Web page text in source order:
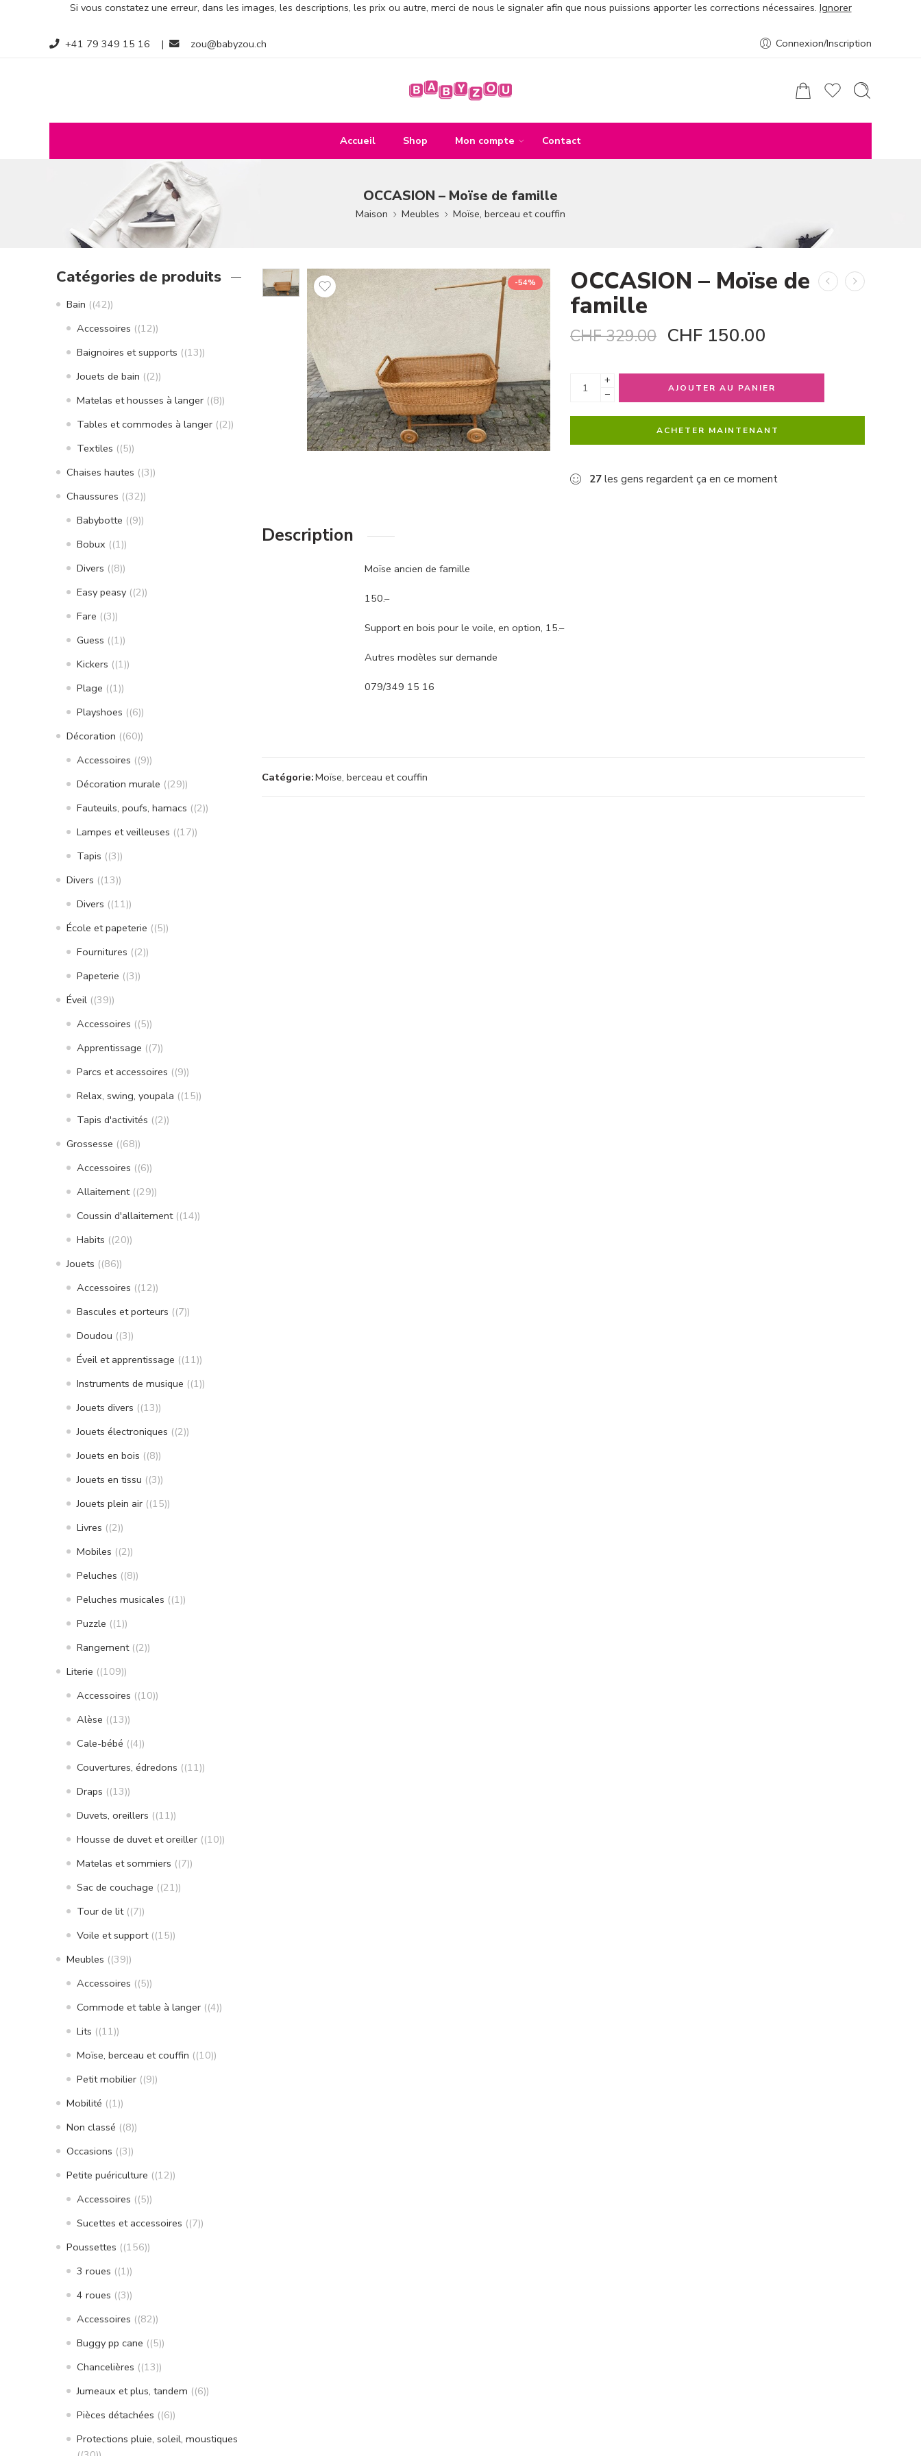
Si vous constatez une erreur, dans les images, les descriptions, les prix ou autre, merci de nous le signaler afin que nous puissions apporter les corrections nécessaires. Ignorer
+41 79 349 15 16 | zou@babyzou.ch Connexion/Inscription
Accueil Shop Mon compte Contact
OCCASION – Moïse de famille
Maison Meubles Moïse, berceau et couffin
-54% OCCASION – Moïse de
famille
CHF329.00 CHF 150.00
+
−
AJOUTER AU PANIER
ACHETER MAINTENANT
27 les gens regardent ça en ce moment
Description
Moïse ancien de famille
150.–
Support en bois pour le voile, en option, 15.–
Autres modèles sur demande
079/349 15 16
Catégorie:Moïse, berceau et couffin
Catégories de produits
Bain (42)
Accessoires (12)
Baignoires et supports (13)
Jouets de bain (2)
Matelas et housses à langer (8)
Tables et commodes à langer (2)
Textiles (5)
Chaises hautes (3)
Chaussures (32)
Babybotte (9)
Bobux (1)
Divers (8)
Easy peasy (2)
Fare (3)
Guess (1)
Kickers (1)
Plage (1)
Playshoes (6)
Décoration (60)
Accessoires (9)
Décoration murale (29)
Fauteuils, poufs, hamacs (2)
Lampes et veilleuses (17)
Tapis (3)
Divers (13)
Divers (11)
École et papeterie (5)
Fournitures (2)
Papeterie (3)
Éveil (39)
Accessoires (5)
Apprentissage (7)
Parcs et accessoires (9)
Relax, swing, youpala (15)
Tapis d'activités (2)
Grossesse (68)
Accessoires (6)
Allaitement (29)
Coussin d'allaitement (14)
Habits (20)
Jouets (86)
Accessoires (12)
Bascules et porteurs (7)
Doudou (3)
Éveil et apprentissage (11)
Instruments de musique (1)
Jouets divers (13)
Jouets électroniques (2)
Jouets en bois (8)
Jouets en tissu (3)
Jouets plein air (15)
Livres (2)
Mobiles (2)
Peluches (8)
Peluches musicales (1)
Puzzle (1)
Rangement (2)
Literie (109)
Accessoires (10)
Alèse (13)
Cale-bébé (4)
Couvertures, édredons (11)
Draps (13)
Duvets, oreillers (11)
Housse de duvet et oreiller (10)
Matelas et sommiers (7)
Sac de couchage (21)
Tour de lit (7)
Voile et support (15)
Meubles (39)
Accessoires (5)
Commode et table à langer (4)
Lits (11)
Moïse, berceau et couffin (10)
Petit mobilier (9)
Mobilité (1)
Non classé (8)
Occasions (3)
Petite puériculture (12)
Accessoires (5)
Sucettes et accessoires (7)
Poussettes (156)
3 roues (1)
4 roues (3)
Accessoires (82)
Buggy pp cane (5)
Chancelières (13)
Jumeaux et plus, tandem (6)
Pièces détachées (6)
Protections pluie, soleil, moustiques